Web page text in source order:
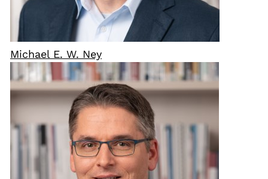
Michael E. W. Ney